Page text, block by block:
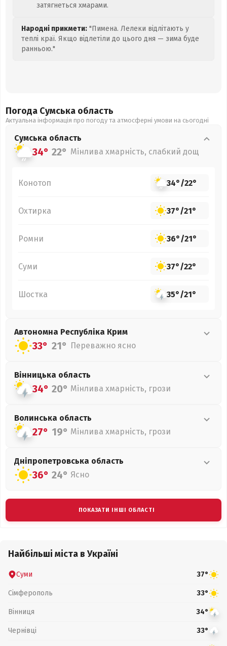
затягнеться хмарами.
Народні прикмети: "Пимена. Лелеки відлітають у
теплі краї. Якщо відлетіли до цього дня — зима буде
ранньою."
Погода Сумська область
Актуальна інформація про погоду та атмосферні умови на сьогодні
Сумська область
34° 22° Мінлива хмарність, слабкий дощ
Конотоп 34°/22°
Охтирка 37°/21°
Ромни 36°/21°
Суми 37°/22°
Шостка 35°/21°
Автономна Республіка Крим
33° 21° Переважно ясно
Вінницька область
34° 20° Мінлива хмарність, грози
Волинська область
27° 19° Мінлива хмарність, грози
Дніпропетровська область
36° 24° Ясно
ПОКАЗАТИ ІНШІ ОБЛАСТІ
Найбільші міста в Україні
Суми 37°
Сімферополь 33°
Вінниця 34°
Чернівці 33°